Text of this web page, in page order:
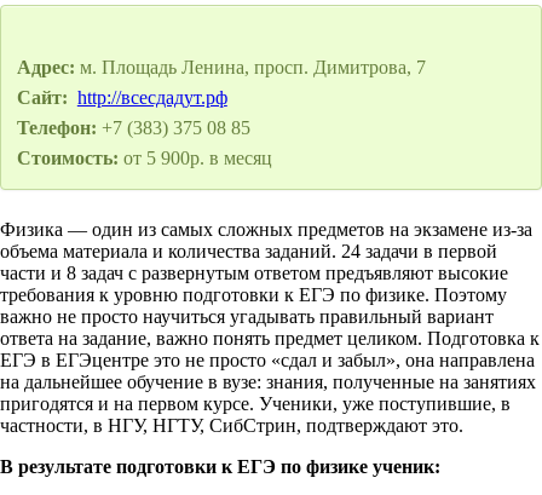
Адрес: м. Площадь Ленина, просп. Димитрова, 7
Сайт: http://всесдадут.рф
Телефон: +7 (383) 375 08 85
Стоимость: от 5 900р. в месяц
Физика — один из самых сложных предметов на экзамене из-за
объема материала и количества заданий. 24 задачи в первой
части и 8 задач с развернутым ответом предъявляют высокие
требования к уровню подготовки к ЕГЭ по физике. Поэтому
важно не просто научиться угадывать правильный вариант
ответа на задание, важно понять предмет целиком. Подготовка к
ЕГЭ в ЕГЭцентре это не просто «сдал и забыл», она направлена
на дальнейшее обучение в вузе: знания, полученные на занятиях
пригодятся и на первом курсе. Ученики, уже поступившие, в
частности, в НГУ, НГТУ, СибСтрин, подтверждают это.
В результате подготовки к ЕГЭ по физике ученик: